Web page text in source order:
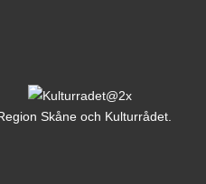
Skåne och Kulturrådet.